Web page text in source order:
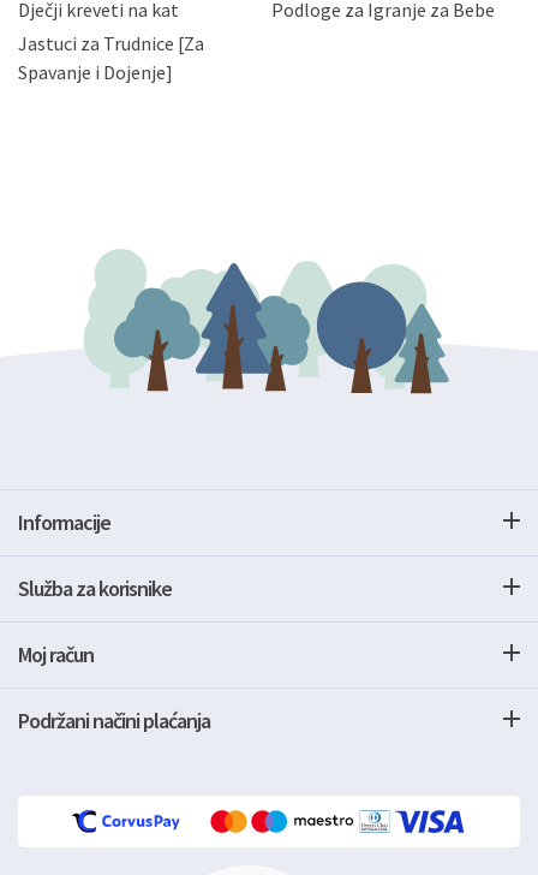
zatražiti prestanak aktivnosti obrade Vaših osobnih
podataka. Opoziv privole možete podnijeti poštom na
gore navedenu adresu ili e-mailom na adresu:
Dječji kreveti na kat
Podloge za Igranje za Bebe
Jastuci za Trudnice [Za
Spavanje i Dojenje]
Informacije
Služba za korisnike
Moj račun
Podržani načini plaćanja